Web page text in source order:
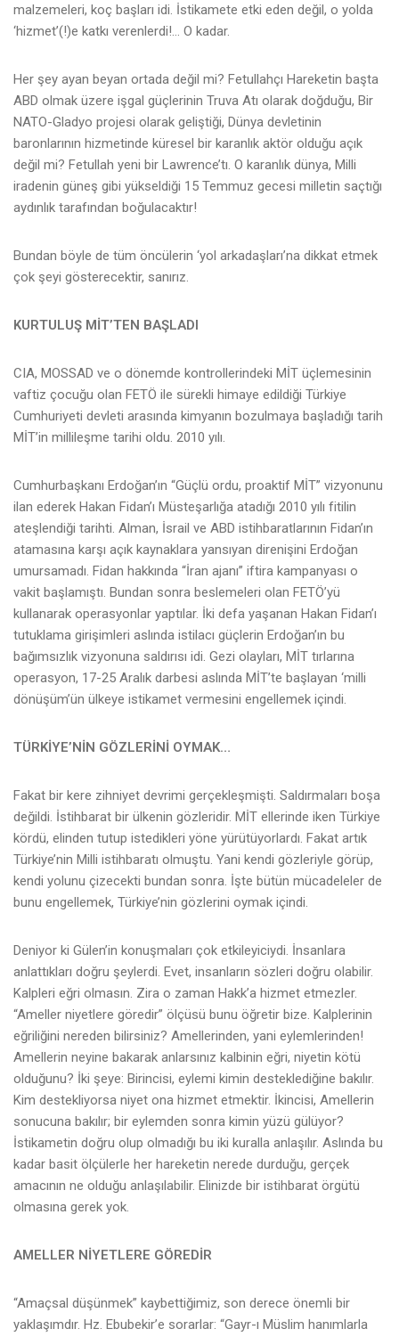
malzemeleri, koç başları idi. İstikamete etki eden değil, o yolda
‘hizmet’(!)e katkı verenlerdi!… O kadar.
Her şey ayan beyan ortada değil mi? Fetullahçı Hareketin başta
ABD olmak üzere işgal güçlerinin Truva Atı olarak doğduğu, Bir
NATO-Gladyo projesi olarak geliştiği, Dünya devletinin
baronlarının hizmetinde küresel bir karanlık aktör olduğu açık
değil mi? Fetullah yeni bir Lawrence’tı. O karanlık dünya, Milli
iradenin güneş gibi yükseldiği 15 Temmuz gecesi milletin saçtığı
aydınlık tarafından boğulacaktır!
Bundan böyle de tüm öncülerin ‘yol arkadaşları’na dikkat etmek
çok şeyi gösterecektir, sanırız.
KURTULUŞ MİT’TEN BAŞLADI
CIA, MOSSAD ve o dönemde kontrollerindeki MİT üçlemesinin
vaftiz çocuğu olan FETÖ ile sürekli himaye edildiği Türkiye
Cumhuriyeti devleti arasında kimyanın bozulmaya başladığı tarih
MİT’in millileşme tarihi oldu. 2010 yılı.
Cumhurbaşkanı Erdoğan’ın “Güçlü ordu, proaktif MİT” vizyonunu
ilan ederek Hakan Fidan’ı Müsteşarlığa atadığı 2010 yılı fitilin
ateşlendiği tarihti. Alman, İsrail ve ABD istihbaratlarının Fidan’ın
atamasına karşı açık kaynaklara yansıyan direnişini Erdoğan
umursamadı. Fidan hakkında “İran ajanı” iftira kampanyası o
vakit başlamıştı. Bundan sonra beslemeleri olan FETÖ’yü
kullanarak operasyonlar yaptılar. İki defa yaşanan Hakan Fidan’ı
tutuklama girişimleri aslında istilacı güçlerin Erdoğan’ın bu
bağımsızlık vizyonuna saldırısı idi. Gezi olayları, MİT tırlarına
operasyon, 17-25 Aralık darbesi aslında MİT’te başlayan ‘milli
dönüşüm’ün ülkeye istikamet vermesini engellemek içindi.
TÜRKİYE’NİN GÖZLERİNİ OYMAK…
Fakat bir kere zihniyet devrimi gerçekleşmişti. Saldırmaları boşa
değildi. İstihbarat bir ülkenin gözleridir. MİT ellerinde iken Türkiye
kördü, elinden tutup istedikleri yöne yürütüyorlardı. Fakat artık
Türkiye’nin Milli istihbaratı olmuştu. Yani kendi gözleriyle görüp,
kendi yolunu çizecekti bundan sonra. İşte bütün mücadeleler de
bunu engellemek, Türkiye’nin gözlerini oymak içindi.
Deniyor ki Gülen’in konuşmaları çok etkileyiciydi. İnsanlara
anlattıkları doğru şeylerdi. Evet, insanların sözleri doğru olabilir.
Kalpleri eğri olmasın. Zira o zaman Hakk’a hizmet etmezler.
“Ameller niyetlere göredir” ölçüsü bunu öğretir bize. Kalplerinin
eğriliğini nereden bilirsiniz? Amellerinden, yani eylemlerinden!
Amellerin neyine bakarak anlarsınız kalbinin eğri, niyetin kötü
olduğunu? İki şeye: Birincisi, eylemi kimin desteklediğine bakılır.
Kim destekliyorsa niyet ona hizmet etmektir. İkincisi, Amellerin
sonucuna bakılır; bir eylemden sonra kimin yüzü gülüyor?
İstikametin doğru olup olmadığı bu iki kuralla anlaşılır. Aslında bu
kadar basit ölçülerle her hareketin nerede durduğu, gerçek
amacının ne olduğu anlaşılabilir. Elinizde bir istihbarat örgütü
olmasına gerek yok.
AMELLER NİYETLERE GÖREDİR
“Amaçsal düşünmek” kaybettiğimiz, son derece önemli bir
yaklaşımdır. Hz. Ebubekir’e sorarlar: “Gayr-ı Müslim hanımlarla